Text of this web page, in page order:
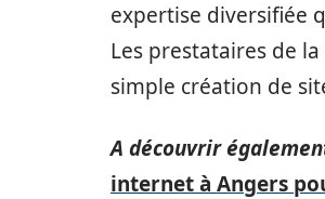
expertise diversifiée
Les prestataires de
simple création de
A découvrir
internet à Angers